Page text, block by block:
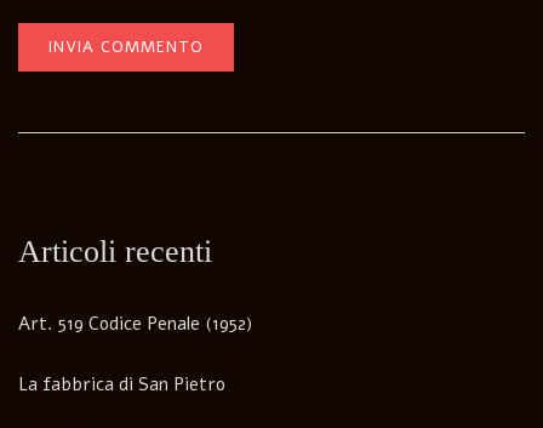
Articoli recenti
Art. 519 Codice Penale (1952)
La fabbrica di San Pietro